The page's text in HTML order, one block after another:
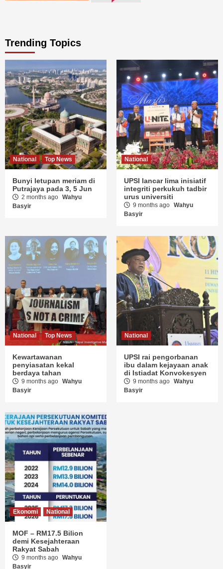
Trending Topics
National Top News
Bunyi letupan meriam di
Putrajaya pada 3, 5 Jun
2 months ago Wahyu
Basyir
National
UPSI lancar lima inisiatif
integriti perkukuh tadbir
urus universiti
9 months ago Wahyu
Basyir
National Top News
Kewartawanan
penyiasatan kekal
berdaya tahan
9 months ago Wahyu
Basyir
National
UPSI rai pengorbanan
ibu dalam kejayaan anak
di Istiadat Konvokesyen
9 months ago Wahyu
Basyir
Ekonomi National
MOF – RM17.5 Bilion
demi Kesejahteraan
Rakyat Sabah
9 months ago Wahyu
Basyir